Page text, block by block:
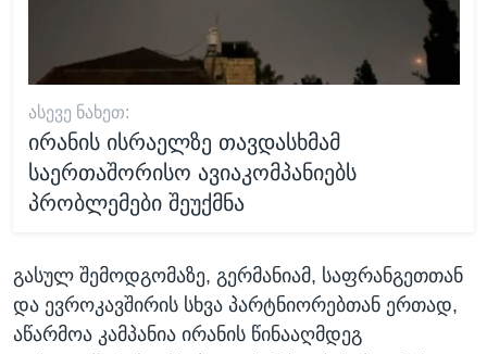
ᲐᲡᲔᲕᲔ ᲜᲐᲮᲔᲗ:
ირანის ისრაელზე თავდასხმამ
საერთაშორისო ავიაკომპანიებს
პრობლემები შეუქმნა
გასულ შემოდგომაზე, გერმანიამ, საფრანგეთთან
და ევროკავშირის სხვა პარტნიორებთან ერთად,
აწარმოა კამპანია ირანის წინააღმდეგ